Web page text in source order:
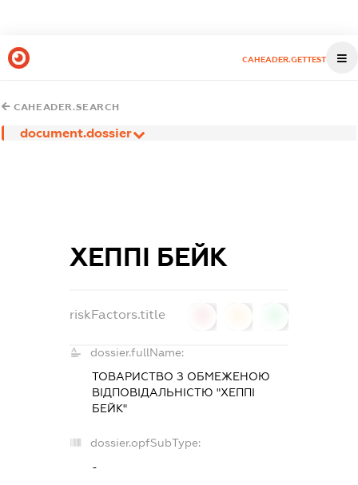
CAHEADER.GETTEST
CAHEADER.SEARCH
document.dossier
ХЕППІ БЕЙК
riskFactors.title
dossier.fullName:
ТОВАРИСТВО З ОБМЕЖЕНОЮ
ВІДПОВІДАЛЬНІСТЮ "ХЕППІ
БЕЙК"
dossier.opfSubType:
-